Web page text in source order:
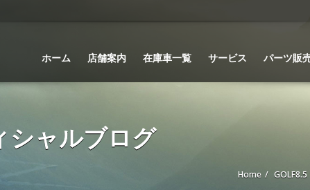
ホーム 店舗案内 在庫車一覧 サービス パーツ販
シャルブログ
Home